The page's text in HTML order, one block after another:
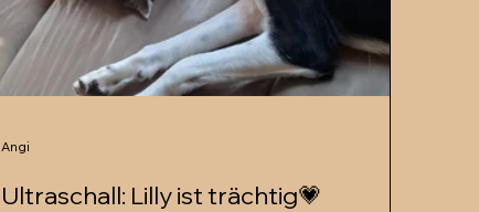
Ultraschall: Lilly ist trächtig💗
Angi